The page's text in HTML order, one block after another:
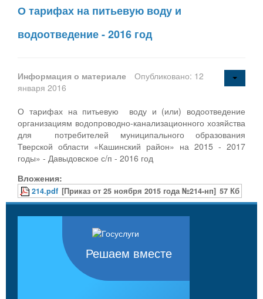
О тарифах на питьевую воду и
водоотведение - 2016 год
Информация о материале
Опубликовано: 12
января 2016
О тарифах на питьевую воду и (или) водоотведение
организациям водопроводно-канализационного хозяйства
для потребителей муниципального образования
Тверской области «Кашинский район» на 2015 - 2017
годы» - Давыдовское с/п - 2016 год
Вложения:
214.pdf [Приказ от 25 ноября 2015 года №214-нп] 57 Кб
Решаем вместе